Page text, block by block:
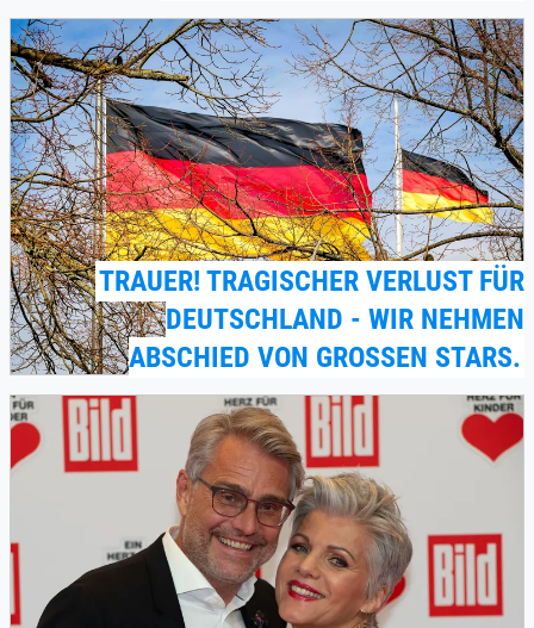
TRAUER! TRAGISCHER VERLUST FÜR
DEUTSCHLAND - WIR NEHMEN
ABSCHIED VON GROSSEN STARS.